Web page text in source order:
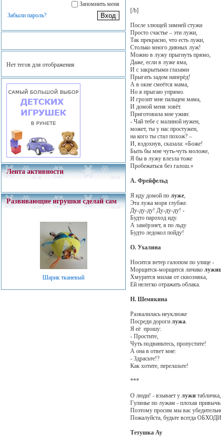
Запомнить меня
Забыли пароль?
Нет тегов для отображения
Лента активности
Развивающие игрушки сделай сам
Шарик тканевый
[/b]
После злющей зимней стужи
Просто счастье – эти лужи,
Так прекрасно, что есть лужи,
Столько много дивных луж!
Можно в лужу прыгнуть прямо,
Даже, если в луже яма,
И с закрытыми глазами
Прыгать задом наперёд!
А в окне смеётся мама,
Но я прыгаю упрямо.
И грозит мне пальцем мама,
И домой меня зовёт.
Приготовила мне ужин:
- Чай тебе с малиной нужен,
может, ты у нас простужен,
на кого ты стал похож? –
И, вздохнув, сказала: «Боже!
Быть бы мне чуть-чуть моложе,
Я бы в лужу влезла тоже
Пробежаться без галош.»
А. Фрейфельд
Я иду домой по луже,
Эта лужа моря глубже.
Ду-ду-ду! Ду-ду-ду! -
Будто пароход иду.
А замёрзнет, я по льду
Будто ледокол пойду!
О. Ухалина
Носится ветер галопом по улице -
Морщится-морщится личико
Хмурится милая от сквозняка,
Ей нелегко отражать облака.
Н. Шемякина
Развалилась неуклюже
Посреди дороги лужа.
Я её прошу:
- Простите,
Чуть подвиньтесь, пропустите!
А она в ответ мне:
- Здрасьте!?
Как хотите, перелазьте!
***
О люди! - взывает у лужи
Гулянье по лужам - плохая
Поэтому просим мы вас
Пожалуйста, будьте всегда
Тетушка Ау